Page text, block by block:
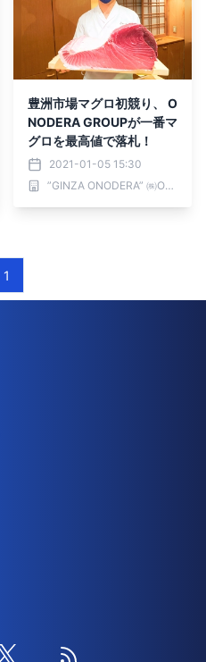
豊洲市場マグロ初競り、 O
NODERA GROUPが一番マ
グロを最高値で落札！
2021-01-05 15:30
”GINZA ONODERA” ㈱ONODERA フードサービス／ ONODERA GROUP
1